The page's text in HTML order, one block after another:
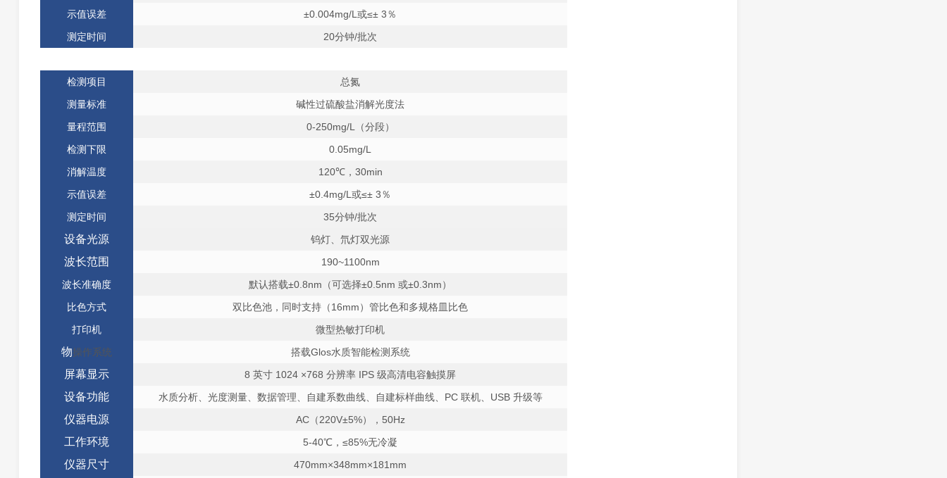
示值误差
±0.004mg/L或≤± 3％
测定时间
20分钟/批次
检测项目
总氮
测量标准
碱性过硫酸盐消解光度法
量程范围
0-250mg/L
（分段）
检测下限
0.05mg/L
消解温度
120℃，30min
示值误差
±0.4mg/L或≤± 3％
测定时间
35分钟/批次
设备光源 钨灯、氘灯双光源
波长范围
190~1100nm
波长准确度
默认搭载±0.8nm（可选择±0.5nm 或±0.3nm）
比色方式
双比色池，同时⽀持（16mm）管比色和多规格皿比色
打印机
微型热敏打印机
物操作系统 搭载Glos水质智能检测系统
屏幕显示 8 英⼨ 1024 ×768 分辨率 IPS 级⾼清电容触摸屏
设备功能 水质分析、光度测量、数据管理、自建系数曲线、自建标样曲线、PC 联机、USB 升级等
仪器电源 AC（220V±5%），50Hz
工作环境 5-40℃，≤85%无冷凝
仪器尺寸 470mm×348mm×181mm